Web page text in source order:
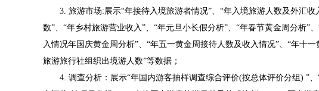
3. 旅游市场:展示“年接待入境旅游者情况”、“年入境旅游人数及外汇
数”、“年乡村旅游营业收入”、“年元旦小长假分析”、“年春节黄金周分析”
入情况年国庆黄金周分析”、“年五一黄金周接待人数及收入情况”、“年十
旅游旅行社组织出境游人数”等数据；
4. 调查分析：展示“年国内游客抽样调查综合评价(按总体评价分组) ”